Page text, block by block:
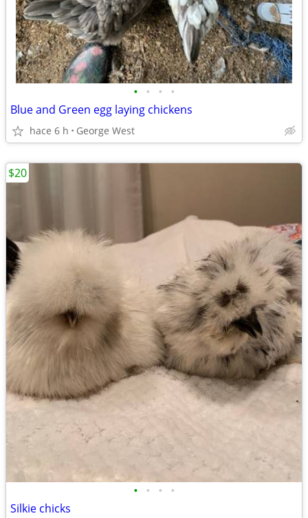
• • • •
Blue and Green egg laying chickens
hace 6 h George West
• • • •
Silkie chicks
$20